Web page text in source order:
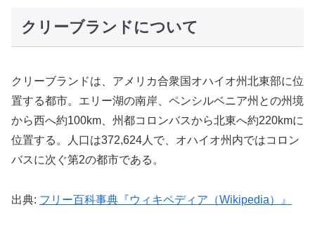
クリーブランドについて
クリーブランドは、アメリカ合衆国オハイオ州北東部に位
置する都市。エリー湖の南岸、ペンシルベニア州との州境
から西へ約100km、州都コロンバスから北東へ約220kmに
位置する。人口は372,624人で、オハイオ州内ではコロン
バスに次ぐ第2の都市である。
出典: フリー百科事典『ウィキペディア（Wikipedia）』